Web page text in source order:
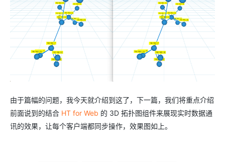
由于篇幅的问题，我今天就介绍到这了，下一篇，我们将重点介绍
前面说到的结合 HT for Web 的 3D 拓扑图组件来展现实时数据通
讯的效果，让每个客户端都同步操作，效果图如上。